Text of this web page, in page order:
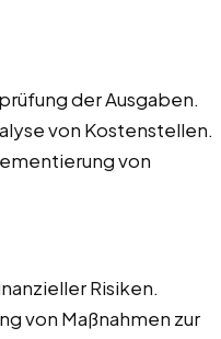
der Ausgaben.
von Kostenstellen.
von
Risiken.
von Maßnahmen zur